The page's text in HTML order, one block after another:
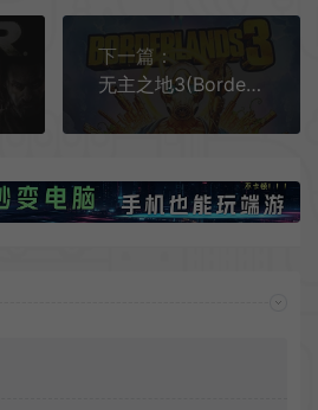
下一篇：
无主之地3(Borderlands 3)开放世界动作射击游戏|下载